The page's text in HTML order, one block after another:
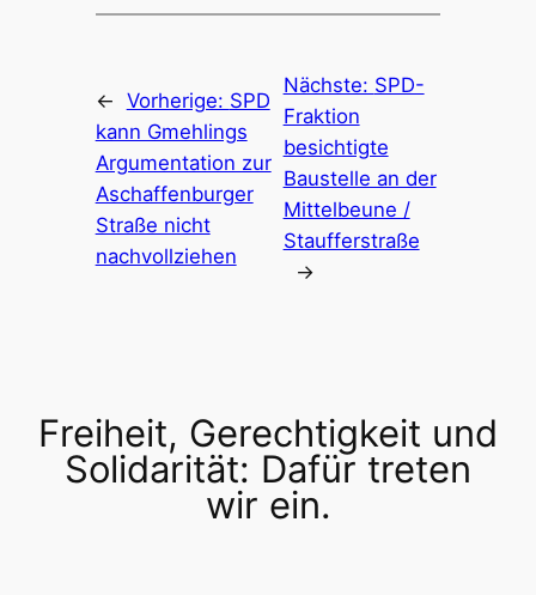
← Vorherige: SPD
kann Gmehlings
Argumentation zur
Aschaffenburger
Straße nicht
nachvollziehen
Nächste: SPD-
Fraktion
besichtigte
Baustelle an der
Mittelbeune /
Staufferstraße
→
Freiheit, Gerechtigkeit und
Solidarität: Dafür treten
wir ein.